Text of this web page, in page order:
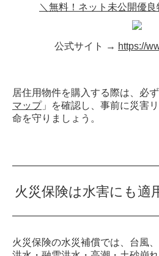
＼無料！ネット未公開優
公式サイト → https://
居住用物件を購入する際は、必
マップ」を確認し、事前に災害
命を守りましょう。
火災保険は水害にも適
火災保険の水災補償では、台風